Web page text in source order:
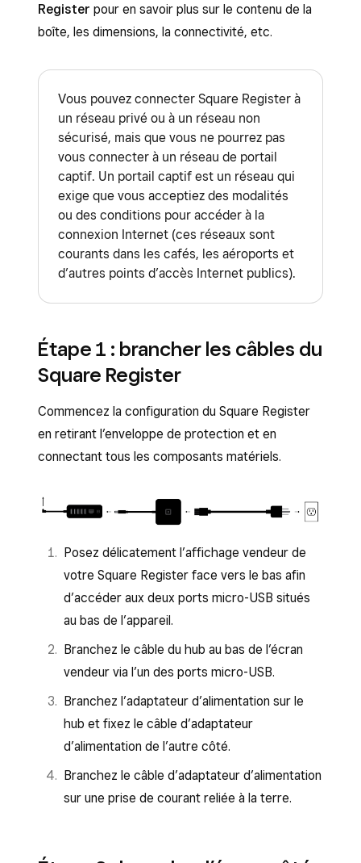
Register pour en savoir plus sur le contenu de la
boîte, les dimensions, la connectivité, etc.
Vous pouvez connecter Square Register à
un réseau privé ou à un réseau non
sécurisé, mais que vous ne pourrez pas
vous connecter à un réseau de portail
captif. Un portail captif est un réseau qui
exige que vous acceptiez des modalités
ou des conditions pour accéder à la
connexion Internet (ces réseaux sont
courants dans les cafés, les aéroports et
d’autres points d’accès Internet publics).
Étape 1 : brancher les câbles du
Square Register
Commencez la configuration du Square Register
en retirant l’enveloppe de protection et en
connectant tous les composants matériels.
Posez délicatement l’affichage vendeur de
votre Square Register face vers le bas afin
d’accéder aux deux ports micro-USB situés
au bas de l’appareil.
Branchez le câble du hub au bas de l’écran
vendeur via l’un des ports micro-USB.
Branchez l’adaptateur d’alimentation sur le
hub et fixez le câble d’adaptateur
d’alimentation de l’autre côté.
Branchez le câble d’adaptateur d’alimentation
sur une prise de courant reliée à la terre.